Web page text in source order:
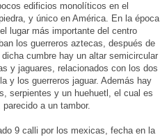
edificios monolíticos en el
y único en América. En la época
lugar más importante del centro
los guerreros aztecas, después de
cumbre hay un altar semicircular
y jaguares, relacionados con los dos
y los guerreros jaguar. Además hay
serpientes y un huehuetl, el cual es
a un tambor.
9 calli por los mexicas, fecha en la